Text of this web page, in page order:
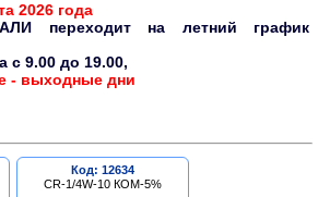
2026 года
переходит на летний график
c 9.00 до 19.00,
- выходные дни
Код: 12634
CR-1/4W-10 КОМ-5%